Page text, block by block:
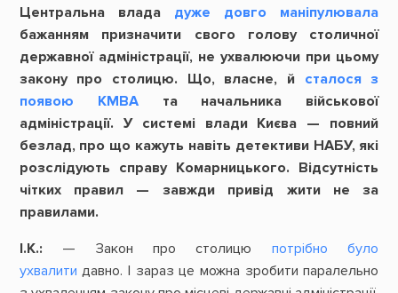
Центральна влада дуже довго маніпулювала
бажанням призначити свого голову столичної
державної адміністрації, не ухвалюючи при цьому
закону про столицю. Що, власне, й сталося з
появою КМВАта начальника військової
адміністрації. У системі влади Києва — повний
безлад, про що кажуть навіть детективи НАБУ, які
розслідують справу Комарницького. Відсутність
чітких правил — завжди привід жити не за
правилами.
І.К.: — Закон про столицю потрібно було
ухвалити давно. І зараз це можна зробити паралельно